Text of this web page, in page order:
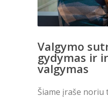
Valgymo
gydymas ir
valgymas
Šiame įraše